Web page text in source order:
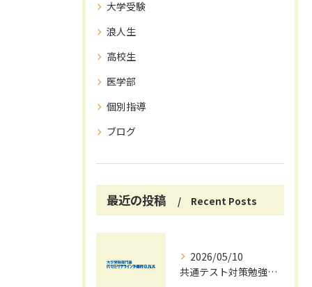
大学受験
浪人生
高校生
医学部
個別指導
ブログ
最近の投稿 Recent Posts
2026/05/10
共通テスト対策勉強は早めに始めましょう！